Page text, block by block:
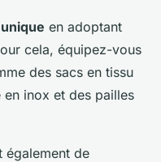
en adoptant
cela, équipez-vous
des sacs en tissu
inox et des pailles
également de